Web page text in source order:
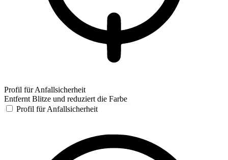
Profil für Anfallsicherheit
Entfernt Blitze und reduziert die Farbe
Profil für Anfallsicherheit